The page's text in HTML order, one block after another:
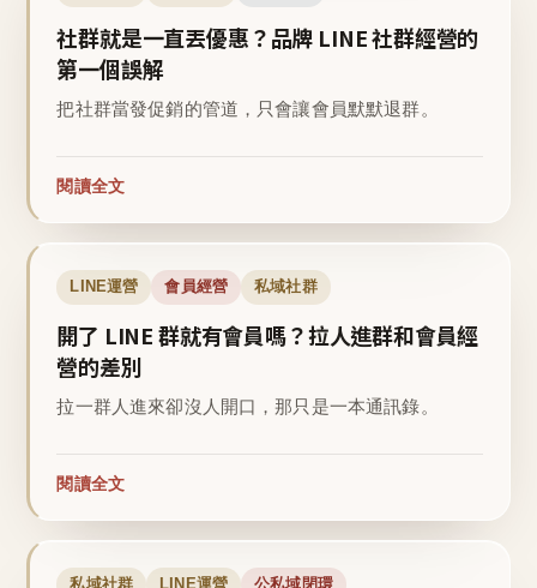
社群就是一直丟優惠？品牌 LINE 社群經營的
第一個誤解
把社群當發促銷的管道，只會讓會員默默退群。
閱讀全文
LINE運營 會員經營 私域社群
開了 LINE 群就有會員嗎？拉人進群和會員經
營的差別
拉一群人進來卻沒人開口，那只是一本通訊錄。
閱讀全文